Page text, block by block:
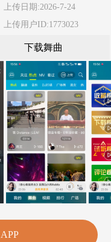
上传日期:2026-7-24
上传用户ID:1773023
下载舞曲